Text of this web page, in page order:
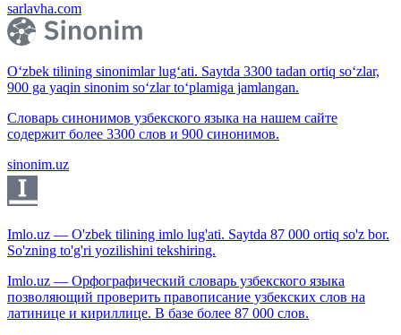
sarlavha.com
O‘zbek tilining sinonimlar lug‘ati. Saytda 3300 tadan ortiq so‘zlar,
900 ga yaqin sinonim so‘zlar to‘plamiga jamlangan.
Словарь синонимов узбекского языка на нашем сайте
содержит более 3300 слов и 900 синонимов.
sinonim.uz
Imlo.uz — O'zbek tilining imlo lug'ati. Saytda 87 000 ortiq so'z bor.
So'zning to'g'ri yozilishini tekshiring.
Imlo.uz — Орфографический словарь узбекского языка
позволяющий проверить правописание узбекских слов на
латинице и кириллице. В базе более 87 000 слов.